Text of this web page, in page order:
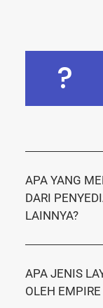
?
APA YANG
DARI
LAINNYA?
APA JENIS
OLEH EMPIRE